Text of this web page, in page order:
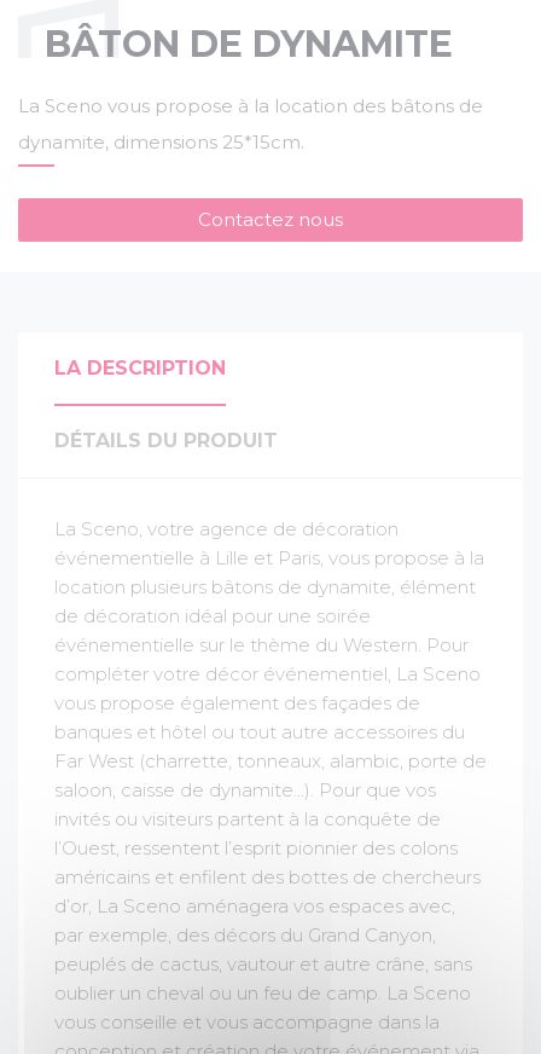
BÂTON DE DYNAMITE
La Sceno vous propose à la location des bâtons de
dynamite, dimensions 25*15cm.
Contactez nous
LA DESCRIPTION
DÉTAILS DU PRODUIT
La Sceno, votre agence de décoration
événementielle à Lille et Paris, vous propose à la
location plusieurs bâtons de dynamite, élément
de décoration idéal pour une soirée
événementielle sur le thème du Western. Pour
compléter votre décor événementiel, La Sceno
vous propose également des façades de
banques et hôtel ou tout autre accessoires du
Far West (charrette, tonneaux, alambic, porte de
saloon, caisse de dynamite…). Pour que vos
invités ou visiteurs partent à la conquête de
l’Ouest, ressentent l’esprit pionnier des colons
américains et enfilent des bottes de chercheurs
d’or, La Sceno aménagera vos espaces avec,
par exemple, des décors du Grand Canyon,
peuplés de cactus, vautour et autre crâne, sans
oublier un cheval ou un feu de camp. La Sceno
vous conseille et vous accompagne dans la